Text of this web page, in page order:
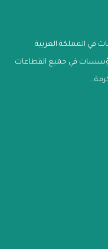
في المملكة العربية
في جميع القطاعات